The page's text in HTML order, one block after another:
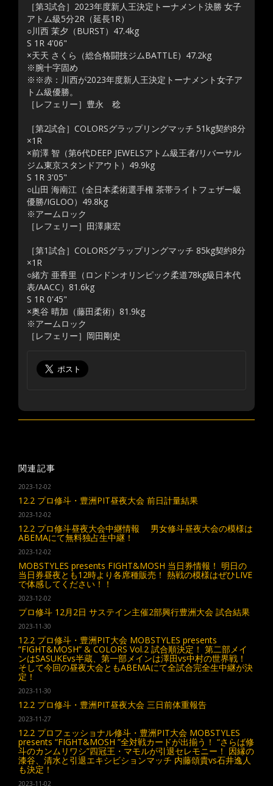
［第3試合］2023年度新人王決定トーナメント決勝 女子
アトム級5分2R（延長1R）
○川西 茉夕（BURST）47.4kg
S 1R 4'06"
×天天 さくら（総合格闘技ジムBATTLE）47.2kg
※腕十字固め
※※赤：川西が2023年度新人王決定トーナメント女子ア
トム級優勝。
［レフェリー］豊永 稔
［第2試合］COLORSグラップリングマッチ 51kg契約8分
×1R
×前澤 智（第6代DEEP JEWELSアトム級王者/リバーサル
ジム東京スタンドアウト）49.9kg
S 1R 3'05"
○山田 海南江（全日本柔術選手権 茶帯ライトフェザー級
優勝/IGLOO）49.8kg
※アームロック
［レフェリー］田澤康宏
［第1試合］COLORSグラップリングマッチ 85kg契約8分
×1R
○緒方 亜香里（ロンドンオリンピック柔道78kg級日本代
表/AACC）81.6kg
S 1R 0'45"
×奥谷 晴加（藤田柔術）81.9kg
※アームロック
［レフェリー］岡田剛史
関連記事
2023-12-02
12.2 プロ修斗・豊洲PIT昼夜大会 前日計量結果
2023-12-02
12.2 プロ修斗昼夜大会中継情報 男女修斗昼夜大会の模様は
ABEMAにて無料独占生中継！
2023-12-02
MOBSTYLES presents FIGHT&MOSH 当日券情報！ 明日の
当日券昼夜とも12時より各席種販売！ 熱戦の模様はぜひLIVE
で体感してください！！
2023-12-02
プロ修斗 12月2日 サステイン主催2部興行豊洲大会 試合結果
2023-11-30
12.2 プロ修斗・豊洲PIT大会 MOBSTYLES presents
“FIGHT&MOSH” & COLORS Vol.2 試合順決定！ 第二部メイ
ンはSASUKEvs半蔵、第一部メインは澤田vs中村の世界戦！
そして今回の昼夜大会ともABEMAにて全試合完全生中継が決
定！
2023-11-30
12.2 プロ修斗・豊洲PIT昼夜大会 三日前体重報告
2023-11-27
12.2 プロフェッショナル修斗・豊洲PIT大会 MOBSTYLES
presents “FIGHT&MOSH ”全対戦カードが出揃う！ “さらば修
斗のカンムリワシ”四冠王・マモルが引退セレモニー！ 因縁の
漆谷、清水と引退エキシビションマッチ 内藤頌貴vs石井逸人
も決定！
2023-11-02